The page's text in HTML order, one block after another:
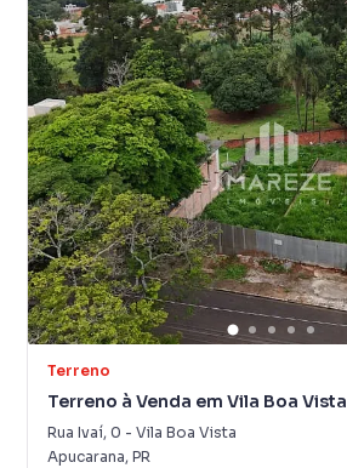
Terreno
Terreno à Venda em Vila Boa Vista
Rua Ivaí, 0 - Vila Boa Vista
Apucarana, PR